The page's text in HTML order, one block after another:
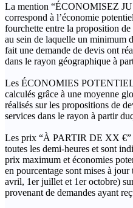
La mention “ÉCONOMISEZ
correspond à l’économie
fourchette entre la proposition
au sein de laquelle un minimum
fait une demande de devis ont
dans le rayon géographique à
Les ÉCONOMIES
calculés grâce à une moyenne
réalisés sur les propositions de
services dans le rayon à partir
Les prix “À PARTIR DE XX €”
toutes les demi-heures et sont
prix maximum et économies
en pourcentage sont mises à
avril, 1er juillet et 1er octobre)
provenant de demandes ayant